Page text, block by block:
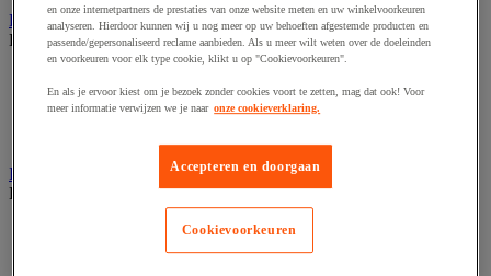
Folderrek en -houder
Bekijk de hele productgroep
Mobiel folderrek
Tafel folderstandaard
Inname en beheer van geld
Bekijk de hele productgroep
Barcode scanner en accessoires
Biljettenteller/sorteerder en valsgelddetector
en onze internetpartners de prestaties van onze website meten en uw winkelvoorkeuren
analyseren. Hierdoor kunnen wij u nog meer op uw behoeften afgestemde producten en
passende/gepersonaliseerd reclame aanbieden. Als u meer wilt weten over de doeleinden
en voorkeuren voor elk type cookie, klikt u op "Cookievoorkeuren".
En als je ervoor kiest om je bezoek zonder cookies voort te zetten, mag dat ook! Voor
meer informatie verwijzen we je naar onze cookieverklaring.
Accepteren en doorgaan
Cookievoorkeuren